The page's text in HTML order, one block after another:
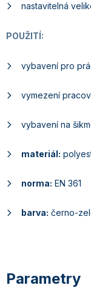
nastavitelná
POUŽITÍ:
vybavení pro
vymezení
vybavení na
materiál:
norma: EN 361
barva: černo-